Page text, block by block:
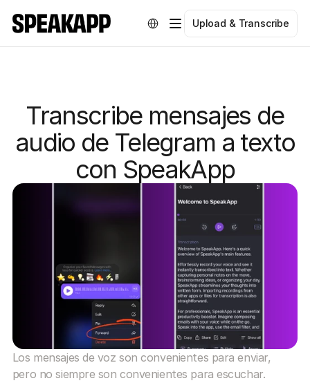
Select LanguageUpload & Transcribe
Transcribe mensajes de
audio de Telegram a texto
con SpeakApp
Los mensajes de voz son convenientes para enviar,
pero no siempre son convenientes para escuchar.